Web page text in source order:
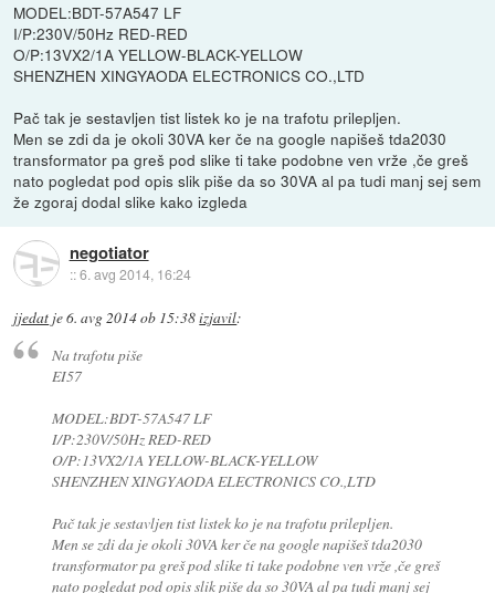
MODEL:BDT-57A547 LF
I/P:230V/50Hz RED-RED
O/P:13VX2/1A YELLOW-BLACK-YELLOW
SHENZHEN XINGYAODA ELECTRONICS CO.,LTD
Pač tak je sestavljen tist listek ko je na trafotu prilepljen.
Men se zdi da je okoli 30VA ker če na google napišeš tda2030
transformator pa greš pod slike ti take podobne ven vrže ,če greš
nato pogledat pod opis slik piše da so 30VA al pa tudi manj sej sem
že zgoraj dodal slike kako izgleda
negotiator
::6. avg 2014, 16:24
jjedat je6. avg 2014 ob 15:38izjavil:
Na trafotu piše
EI57
MODEL:BDT-57A547 LF
I/P:230V/50Hz RED-RED
O/P:13VX2/1A YELLOW-BLACK-YELLOW
SHENZHEN XINGYAODA ELECTRONICS CO.,LTD
Pač tak je sestavljen tist listek ko je na trafotu prilepljen.
Men se zdi da je okoli 30VA ker če na google napišeš tda2030
transformator pa greš pod slike ti take podobne ven vrže ,če greš
nato pogledat pod opis slik piše da so 30VA al pa tudi manj sej